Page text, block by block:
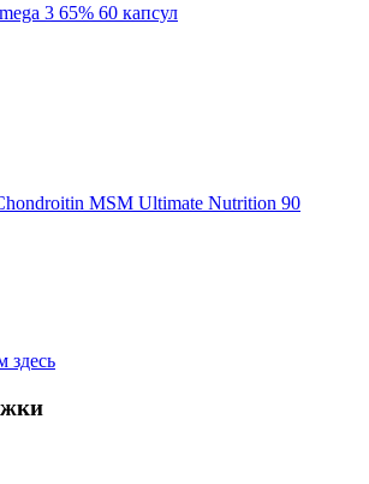
3 65% 60 капсул
MSM Ultimate Nutrition 90
здесь